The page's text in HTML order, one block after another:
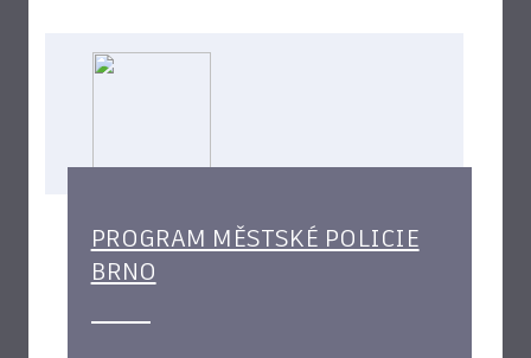
PROGRAM MĚSTSKÉ POLICIE
BRNO